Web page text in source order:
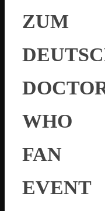
ZUM
WHO
FAN
EVENT